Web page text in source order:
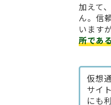
加えて
ん。信
います
所であ
仮想
サイ
にも